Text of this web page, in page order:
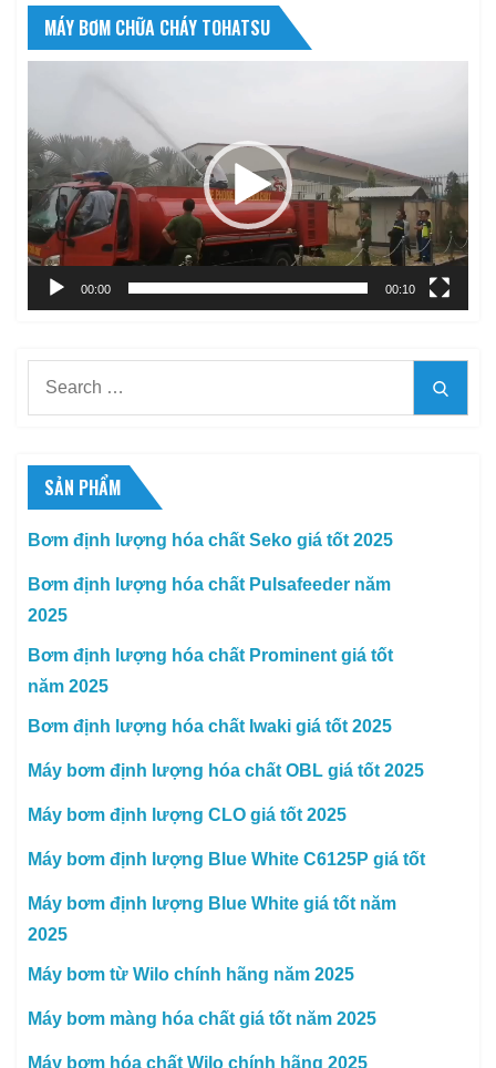
MÁY BƠM CHỮA CHÁY TOHATSU
Video
00:00 00:10
SẢN PHẨM
Bơm định lượng hóa chất Seko giá tốt 2025
Bơm định lượng hóa chất Pulsafeeder năm
2025
Bơm định lượng hóa chất Prominent giá tốt
năm 2025
Bơm định lượng hóa chất Iwaki giá tốt 2025
Máy bơm định lượng hóa chất OBL giá tốt 2025
Máy bơm định lượng CLO giá tốt 2025
Máy bơm định lượng Blue White C6125P giá tốt
Máy bơm định lượng Blue White giá tốt năm
2025
Máy bơm từ Wilo chính hãng năm 2025
Máy bơm màng hóa chất giá tốt năm 2025
Máy bơm hóa chất Wilo chính hãng 2025